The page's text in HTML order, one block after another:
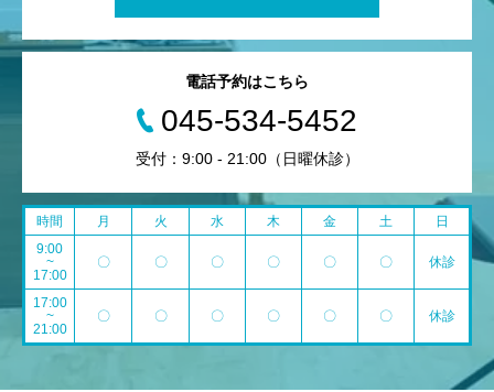
電話予約はこちら
045-534-5452
受付：9:00 - 21:00（日曜休診）
時間 月 火 水 木 金 土
日
9:00
~
17:00
〇 〇 〇 〇 〇 〇 休診
17:00
~
21:00
〇 〇 〇 〇 〇 〇 休診